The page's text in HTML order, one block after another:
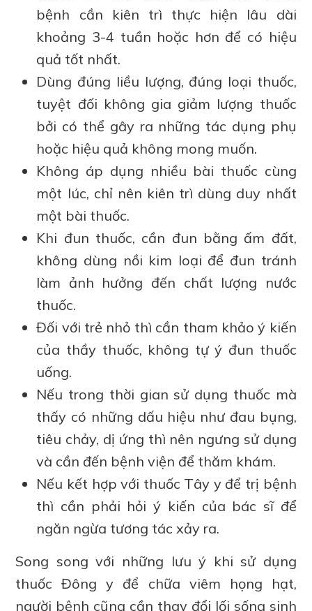
bệnh cần kiên trì thực hiện lâu dài
khoảng 3-4 tuần hoặc hơn để có hiệu
quả tốt nhất.
Dùng đúng liều lượng, đúng loại thuốc,
tuyệt đối không gia giảm lượng thuốc
bởi có thể gây ra những tác dụng phụ
hoặc hiệu quả không mong muốn.
Không áp dụng nhiều bài thuốc cùng
một lúc, chỉ nên kiên trì dùng duy nhất
một bài thuốc.
Khi đun thuốc, cần đun bằng ấm đất,
không dùng nồi kim loại để đun tránh
làm ảnh hưởng đến chất lượng nước
thuốc.
Đối với trẻ nhỏ thì cần tham khảo ý kiến
của thầy thuốc, không tự ý đun thuốc
uống.
Nếu trong thời gian sử dụng thuốc mà
thấy có những dấu hiệu như đau bụng,
tiêu chảy, dị ứng thì nên ngưng sử dụng
và cần đến bệnh viện để thăm khám.
Nếu kết hợp với thuốc Tây y để trị bệnh
thì cần phải hỏi ý kiến của bác sĩ để
ngăn ngừa tương tác xảy ra.
Song song với những lưu ý khi sử dụng
thuốc Đông y để chữa viêm họng hạt,
người bệnh cũng cần thay đổi lối sống sinh